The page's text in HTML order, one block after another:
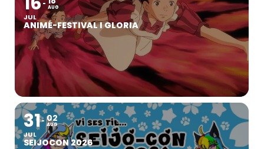
JUL
AUG
ANIMÉ-FESTIVAL I GLORIA
31
JUL
02
AUG
SEIJOCON 2026